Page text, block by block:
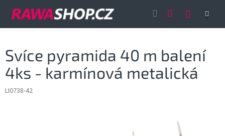
Svíce pyramida 40 m balení
4ks - karmínová metalická
LI0738-42